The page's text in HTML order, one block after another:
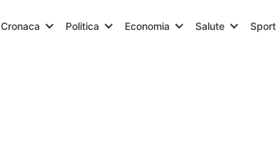
Cronaca Politica Economia Salute Sport